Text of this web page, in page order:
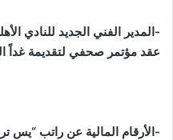
-المدير الفني الجديد للنادي
عقد مؤتمر صحفي لتقديمة غداً
-الأرقام المالية عن راتب “يس